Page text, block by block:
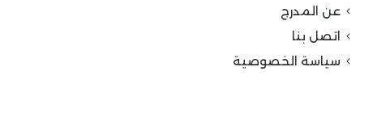
عن المدرج
اتصل بنا
سياسة الخصوصية